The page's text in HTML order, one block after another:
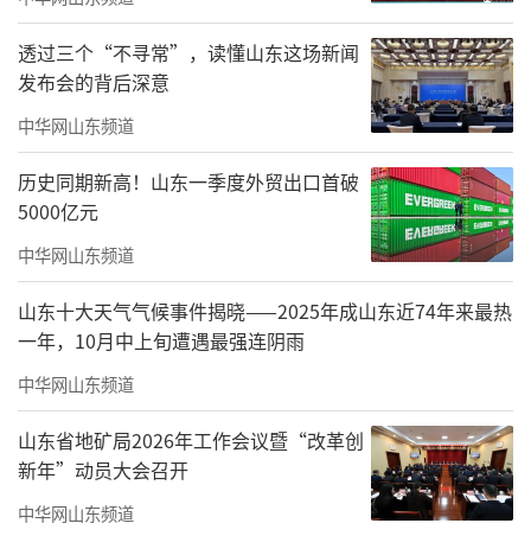
透过三个“不寻常”，读懂山东这场新闻
发布会的背后深意
中华网山东频道
历史同期新高！山东一季度外贸出口首破
5000亿元
中华网山东频道
山东十大天气气候事件揭晓——2025年成山东近74年来最热
一年，10月中上旬遭遇最强连阴雨
中华网山东频道
山东省地矿局2026年工作会议暨“改革创
新年”动员大会召开
中华网山东频道